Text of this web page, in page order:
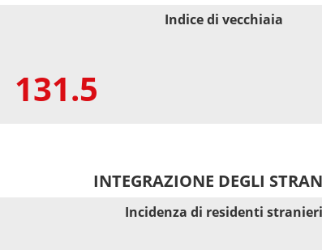
131.5
Indice di vecchiaia
INTEGRAZIONE DEGLI
Incidenza di residenti stranieri